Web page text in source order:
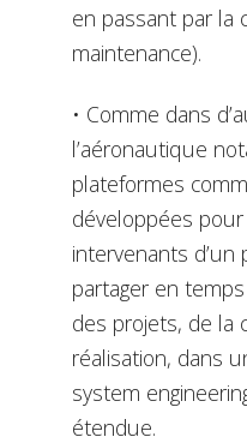
en passant par la
maintenance).
• Comme dans
l’aéronautique
plateformes
développées
intervenants d’un
partager en
des projets, de la
réalisation, dans
system
étendue.